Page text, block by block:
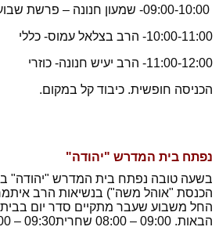
10:00-11:00- הרב בצלאל עמוס- כללי
11:00-12:00- הרב יעיש חנונה- כוזרי
הכניסה חופשית. כיבוד קל במקום.
נפתח בית המדרש "יהודה"
בשעה טובה נפתח בית המדרש "יהודה"
הכנסת "אוהל משה") בנשיאות הרב
החל משבוע שעבר מתקיים סדר יום
הבאות. 09:00 – 08:00 שחרית09:30 – 09:00: ארוחת בוקר.